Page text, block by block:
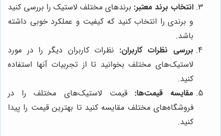
انتخاب برند معتبر: برندهای مختلف لاستیک را بررسی کنید
و برندی را انتخاب کنید که کیفیت و عملکرد خوبی داشته
باشد.
بررسی نظرات کاربران: نظرات کاربران دیگر را در مورد
لاستیک‌های مختلف بخوانید تا از تجربیات آنها استفاده
کنید.
مقایسه قیمت‌ها: قیمت لاستیک‌های مختلف را در
فروشگاه‌های مختلف مقایسه کنید تا بهترین قیمت را پیدا
کنید.